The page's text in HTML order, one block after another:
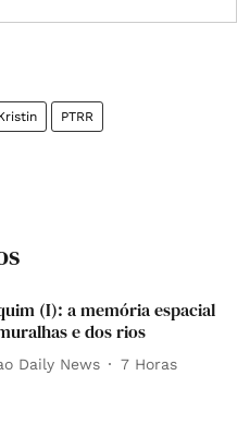
PTRR
(I): a memória espacial
e dos rios
Daily News 7 Horas